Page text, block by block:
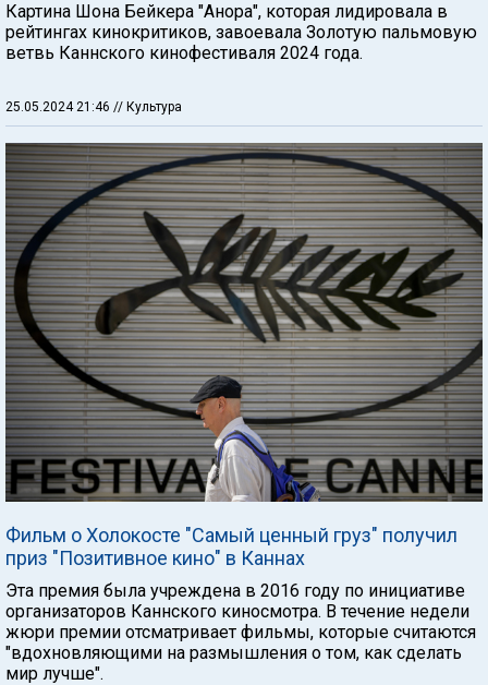
Картина Шона Бейкера "Анора", которая лидировала в
рейтингах кинокритиков, завоевала Золотую пальмовую
ветвь Каннского кинофестиваля 2024 года. ​​
25.05.2024 21:46 // Культура
Фильм о Холокосте "Самый ценный груз" получил
приз "Позитивное кино" в Каннах
Эта премия была учреждена в 2016 году по инициативе
организаторов Каннского киносмотра. В течение недели
жюри премии отсматривает фильмы, которые считаются
"вдохновляющими на размышления о том, как сделать
мир лучше".